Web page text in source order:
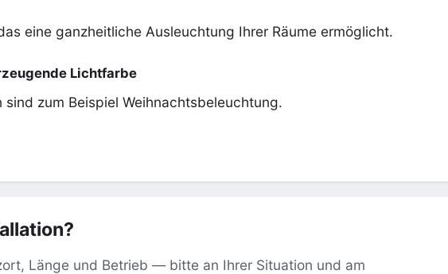
eine ganzheitliche Ausleuchtung Ihrer Räume ermöglicht.
Lichtfarbe
zum Beispiel Weihnachtsbeleuchtung.
Länge und Betrieb — bitte an Ihrer Situation und am